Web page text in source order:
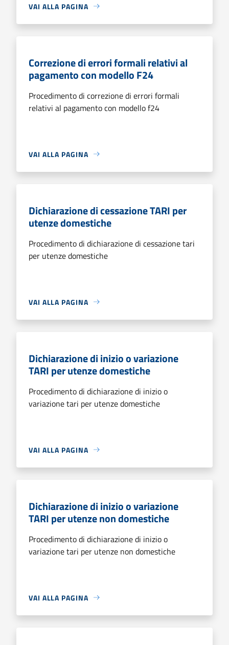
VAI ALLA PAGINA
Correzione di errori formali relativi al
pagamento con modello F24
Procedimento di correzione di errori formali
relativi al pagamento con modello f24
VAI ALLA PAGINA
Dichiarazione di cessazione TARI per
utenze domestiche
Procedimento di dichiarazione di cessazione tari
per utenze domestiche
VAI ALLA PAGINA
Dichiarazione di inizio o variazione
TARI per utenze domestiche
Procedimento di dichiarazione di inizio o
variazione tari per utenze domestiche
VAI ALLA PAGINA
Dichiarazione di inizio o variazione
TARI per utenze non domestiche
Procedimento di dichiarazione di inizio o
variazione tari per utenze non domestiche
VAI ALLA PAGINA